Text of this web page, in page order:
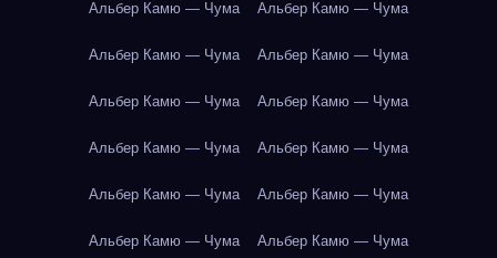
Альбер Камю — Чума Альбер Камю — Чума
Альбер Камю — Чума Альбер Камю — Чума
Альбер Камю — Чума Альбер Камю — Чума
Альбер Камю — Чума Альбер Камю — Чума
Альбер Камю — Чума Альбер Камю — Чума
Альбер Камю — Чума Альбер Камю — Чума